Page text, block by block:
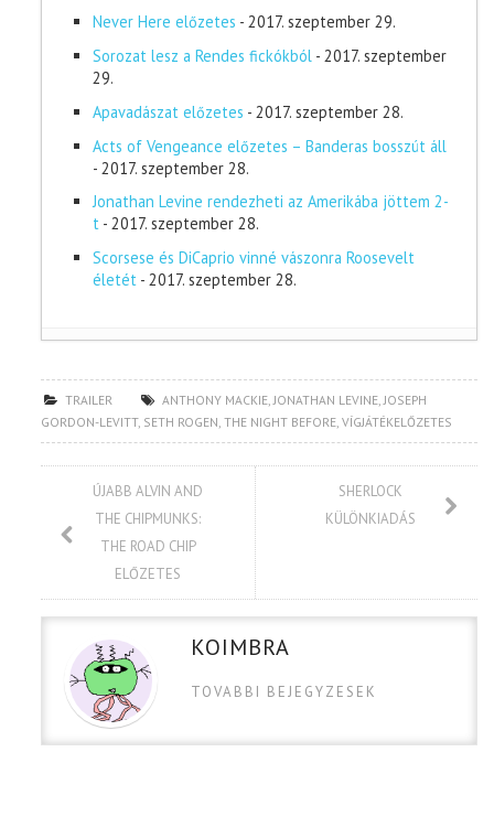
Never Here előzetes - 2017. szeptember 29.
Sorozat lesz a Rendes fickókból - 2017. szeptember
29.
Apavadászat előzetes - 2017. szeptember 28.
Acts of Vengeance előzetes – Banderas bosszút áll
- 2017. szeptember 28.
Jonathan Levine rendezheti az Amerikába jöttem 2-
t - 2017. szeptember 28.
Scorsese és DiCaprio vinné vászonra Roosevelt
életét - 2017. szeptember 28.
TRAILER ANTHONY MACKIE,JONATHAN LEVINE,JOSEPH
GORDON-LEVITT, SETH ROGEN,THE NIGHT BEFORE,VÍGJÁTÉKELŐZETES
ÚJABB ALVIN AND
THE CHIPMUNKS:
THE ROAD CHIP
ELŐZETES
SHERLOCK
KÜLÖNKIADÁS
KOIMBRA
TOVABBI BEJEGYZESEK